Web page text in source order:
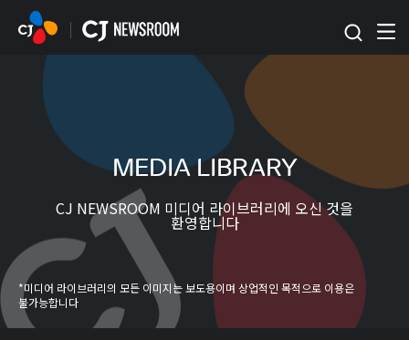
본문 바로가기
MEDIA LIBRARY
CJ NEWSROOM 미디어 라이브러리에 오신 것을
환영합니다
*미디어 라이브러리의 모든 이미지는 보도용이며 상업적인 목적으로 이용은
불가능합니다